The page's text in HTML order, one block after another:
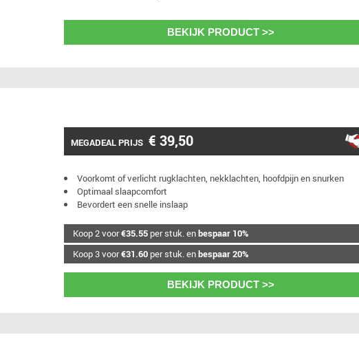
BEKIJK PRODUCT >>
MEGADEAL PRIJS € 39,50
Voorkomt of verlicht rugklachten, nekklachten, hoofdpijn en snurken
Optimaal slaapcomfort
Bevordert een snelle inslaap
Koop 2 voor€35.55 per stuk. enbespaar 10%
Koop 3 voor€31.60 per stuk. enbespaar 20%
BEKIJK PRODUCT >>